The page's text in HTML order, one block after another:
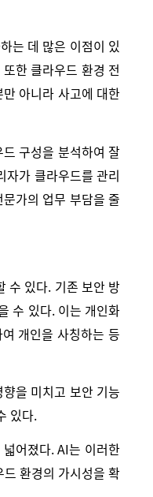
는 데 많은 이점이 있
한 클라우드 환경 전
아니라 사고에 대한
구성을 분석하여 잘
가 클라우드를 관리
가의 업무 부담을 줄
수 있다. 기존 보안 방
수 있다. 이는 개인화
개인을 사칭하는 등
을 미치고 보안 기능
있다.
어졌다. AI는 이러한
환경의 가시성을 확